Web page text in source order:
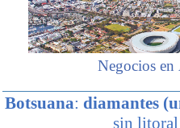
Negocios
Botsuana: diamantes
sin